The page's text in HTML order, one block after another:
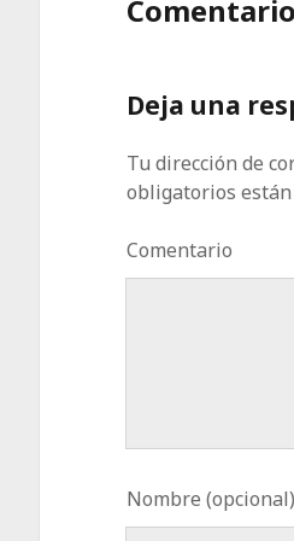
Deja una
Tu dirección de
obligatorios
Comentario
Nombre (opcional)